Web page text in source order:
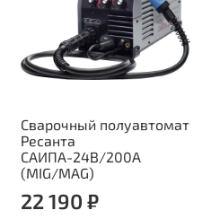
Сварочный полуавтомат
Ресанта
САИПА-24В/200А
(MIG/MAG)
22 190 ₽